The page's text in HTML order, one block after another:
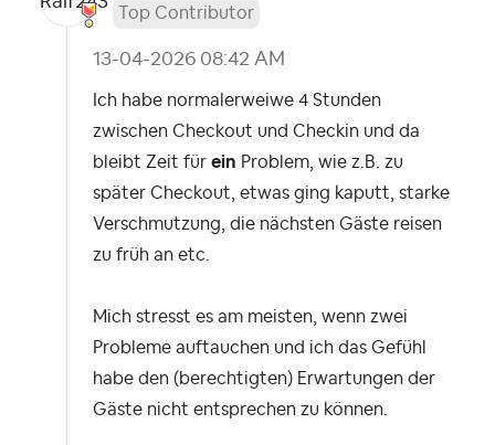
Top Contributor
‎13-04-2026 08:42 AM
Ich habe normalerweiwe 4 Stunden
zwischen Checkout und Checkin und da
bleibt Zeit für ein Problem, wie z.B. zu
später Checkout, etwas ging kaputt, starke
Verschmutzung, die nächsten Gäste reisen
zu früh an etc.
Mich stresst es am meisten, wenn zwei
Probleme auftauchen und ich das Gefühl
habe den (berechtigten) Erwartungen der
Gäste nicht entsprechen zu können.